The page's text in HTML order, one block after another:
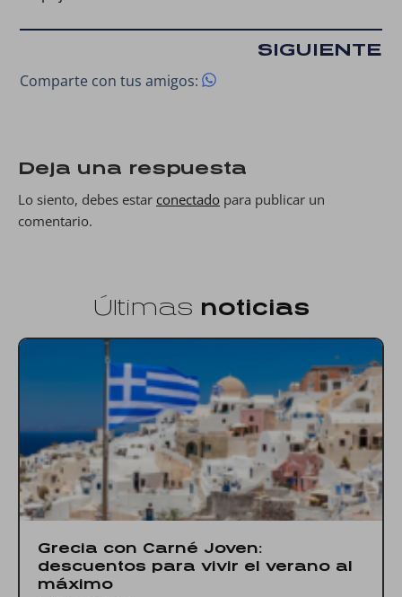
SIGUIENTE
Comparte con tus amigos:
Deja una respuesta
Lo siento, debes estar conectado para publicar un
comentario.
Últimas noticias
Grecia con Carné Joven:
descuentos para vivir el verano al
máximo